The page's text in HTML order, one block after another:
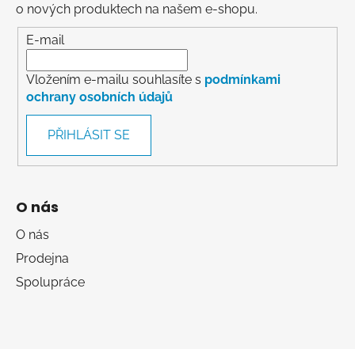
o nových produktech na našem e-shopu.
E-mail
Vložením e-mailu souhlasíte s podmínkami
ochrany osobních údajů
PŘIHLÁSIT SE
O nás
O nás
Prodejna
Spolupráce